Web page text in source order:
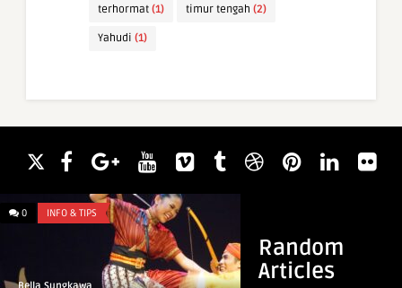
terhormat (1) timur tengah (2)
Yahudi (1)
Random
Articles
0 INFO & TIPS